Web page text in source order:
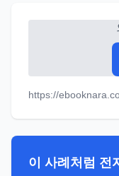
https://
이 사례처럼 전